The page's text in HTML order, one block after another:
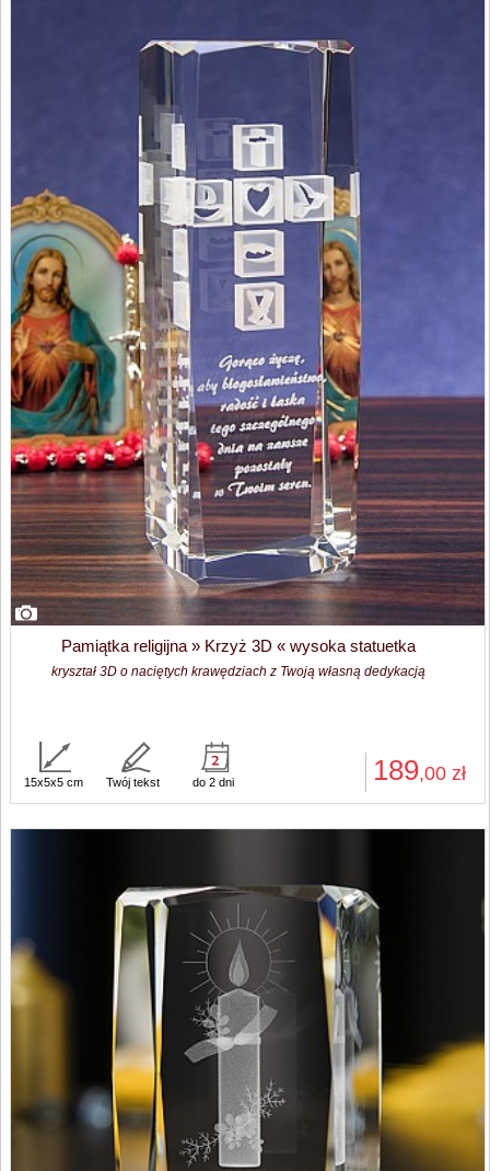
Pamiątka religijna » Krzyż 3D « wysoka statuetka
kryształ 3D o naciętych krawędziach z Twoją własną dedykacją
189,00 zł
15x5x5 cm Twój tekst do 2 dni